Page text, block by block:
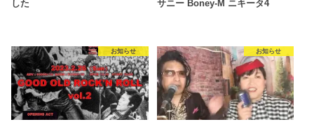
した
サニー Boney-M ニキータ4
お知らせ お知らせ